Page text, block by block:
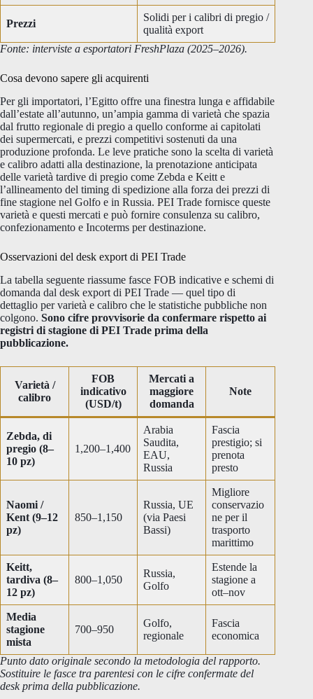
Prezzi
Solidi per i calibri di pregio /
qualità export
Fonte: interviste a esportatori FreshPlaza (2025–2026).
Cosa devono sapere gli acquirenti
Per gli importatori, l’Egitto offre una finestra lunga e affidabile
dall’estate all’autunno, un’ampia gamma di varietà che spazia
dal frutto regionale di pregio a quello conforme ai capitolati
dei supermercati, e prezzi competitivi sostenuti da una
produzione profonda. Le leve pratiche sono la scelta di varietà
e calibro adatti alla destinazione, la prenotazione anticipata
delle varietà tardive di pregio come Zebda e Keitt e
l’allineamento del timing di spedizione alla forza dei prezzi di
fine stagione nel Golfo e in Russia. PEI Trade fornisce queste
varietà e questi mercati e può fornire consulenza su calibro,
confezionamento e Incoterms per destinazione.
Osservazioni del desk export di PEI Trade
La tabella seguente riassume fasce FOB indicative e schemi di
domanda dal desk export di PEI Trade — quel tipo di
dettaglio per varietà e calibro che le statistiche pubbliche non
colgono. Sono cifre provvisorie da confermare rispetto ai
registri di stagione di PEI Trade prima della
pubblicazione.
Varietà /
calibro
FOB
indicativo
(USD/t)
Mercati a
maggiore
domanda
Note
Zebda, di
pregio (8–
10 pz)
1,200–1,400
Arabia
Saudita,
EAU,
Russia
Fascia
prestigio; si
prenota
presto
Naomi /
Kent (9–12
pz)
850–1,150
Russia, UE
(via Paesi
Bassi)
Migliore
conservazio
ne per il
trasporto
marittimo
Keitt,
tardiva (8–
12 pz)
800–1,050
Russia,
Golfo
Estende la
stagione a
ott–nov
Media
stagione
mista
700–950
Golfo,
regionale
Fascia
economica
Punto dato originale secondo la metodologia del rapporto.
Sostituire le fasce tra parentesi con le cifre confermate del
desk prima della pubblicazione.